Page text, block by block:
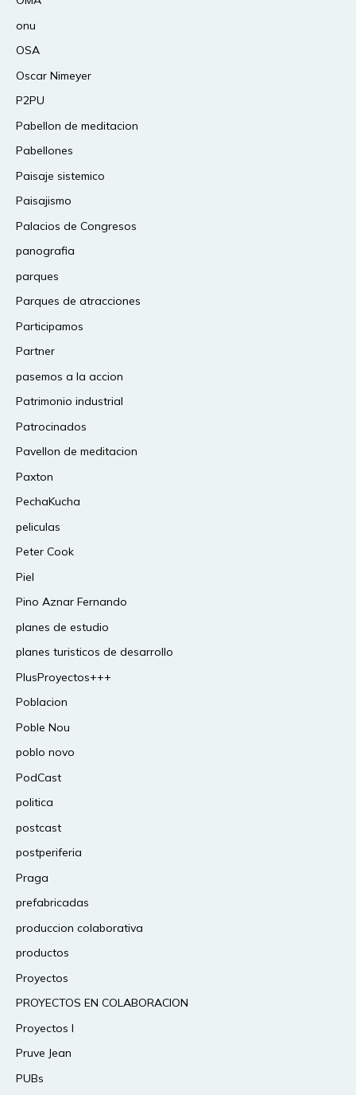
onu
OSA
Oscar Nimeyer
P2PU
Pabellon de meditacion
Pabellones
Paisaje sistemico
Paisajismo
Palacios de Congresos
panografia
parques
Parques de atracciones
Participamos
Partner
pasemos a la accion
Patrimonio industrial
Patrocinados
Pavellon de meditacion
Paxton
PechaKucha
peliculas
Peter Cook
Piel
Pino Aznar Fernando
planes de estudio
planes turisticos de desarrollo
PlusProyectos+++
Poblacion
Poble Nou
poblo novo
PodCast
politica
postcast
postperiferia
Praga
prefabricadas
produccion colaborativa
productos
Proyectos
PROYECTOS EN COLABORACION
Proyectos I
Pruve Jean
PUBs